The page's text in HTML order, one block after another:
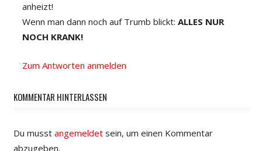
anheizt!
Wenn man dann noch auf Trumb blickt: ALLES NUR
NOCH KRANK!
Zum Antworten anmelden
KOMMENTAR HINTERLASSEN
Du musst angemeldetsein, um einen Kommentar
abzugeben.